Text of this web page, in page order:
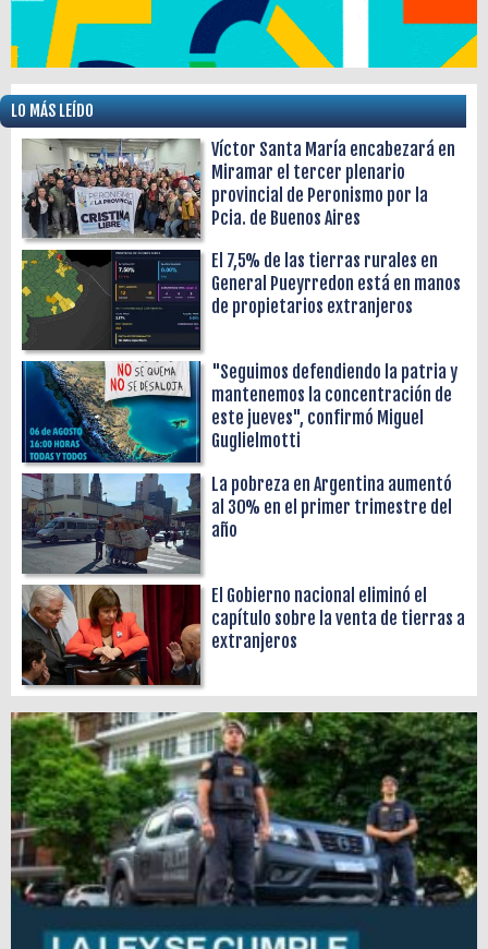
LO MÁS LEÍDO
Víctor Santa María encabezará en
Miramar el tercer plenario
provincial de Peronismo por la
Pcia. de Buenos Aires
El 7,5% de las tierras rurales en
General Pueyrredon está en manos
de propietarios extranjeros
"Seguimos defendiendo la patria y
mantenemos la concentración de
este jueves", confirmó Miguel
Guglielmotti
La pobreza en Argentina aumentó
al 30% en el primer trimestre del
año
El Gobierno nacional eliminó el
capítulo sobre la venta de tierras a
extranjeros